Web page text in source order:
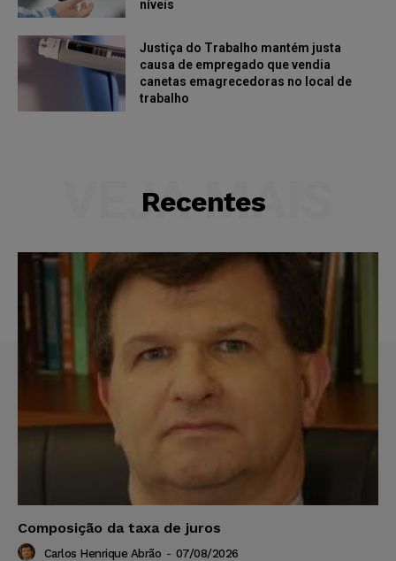
níveis
Justiça do Trabalho mantém justa
causa de empregado que vendia
canetas emagrecedoras no local de
trabalho
Recentes
VEJA MAIS
Composição da taxa de juros
Carlos Henrique Abrão - 07/08/2026